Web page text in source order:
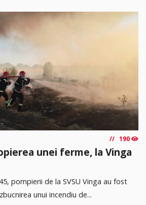
190
unei ferme, la Vinga
pompierii de la SVSU Vinga au fost
unui incendiu de...